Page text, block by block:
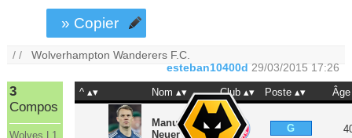
» Copier
/ /Wolverhampton Wanderers F.C.
esteban10400d 29/03/2015 17:26
3
Compos
Wolves L1
^ Nom Club Poste Âge
Manuel
Neuer
G